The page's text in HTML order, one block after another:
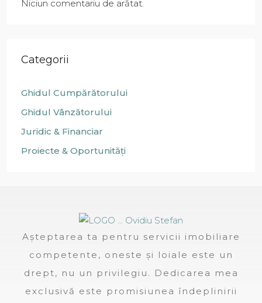
Niciun comentariu de arătat.
Categorii
Ghidul Cumpărătorului
Ghidul Vânzătorului
Juridic & Financiar
Proiecte & Oportunități
Așteptarea ta pentru servicii imobiliare
competente, oneste și loiale este un
drept, nu un privilegiu. Dedicarea mea
exclusivă este promisiunea îndeplinirii